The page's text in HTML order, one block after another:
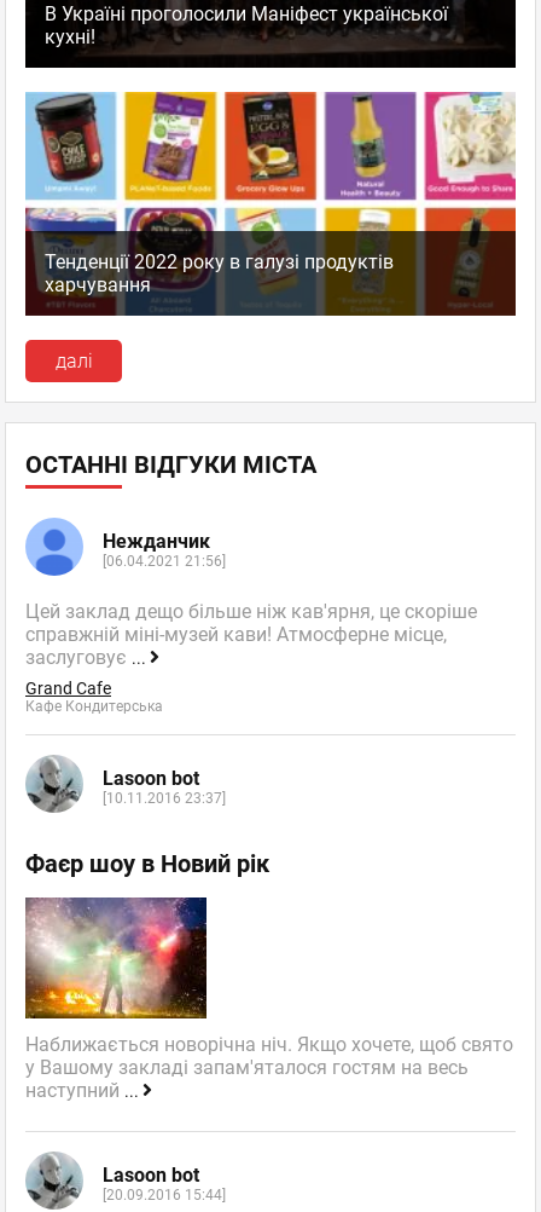
В Україні проголосили Маніфест української
кухні!
Тенденції 2022 року в галузі продуктів
харчування
далі
ОСТАННІ ВІДГУКИ МІСТА
Нежданчик
[06.04.2021 21:56]
Цей заклад дещо більше ніж кав'ярня, це скоріше
справжній міні-музей кави! Атмосферне місце,
заслуговує ...
Grand Cafe
Кафе Кондитерська
Lasoon bot
[10.11.2016 23:37]
Фаєр шоу в Новий рік
Наближається новорічна ніч. Якщо хочете, щоб свято
у Вашому закладі запам'яталося гостям на весь
наступний ...
Lasoon bot
[20.09.2016 15:44]